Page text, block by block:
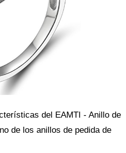
del EAMTI - Anillo de
de los anillos de pedida de